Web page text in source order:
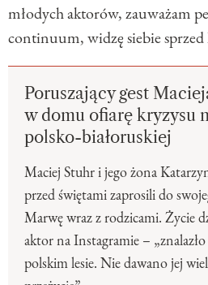
młodych aktorów, zauważam
continuum, widzę siebie sprzed
Poruszający gest
w domu ofiarę kryzysu
polsko-białoruskiej
Maciej Stuhr i jego żona
przed świętami zaprosili do
Marwę wraz z rodzicami. Życie
aktor na Instagramie –
polskim lesie. Nie dawano jej